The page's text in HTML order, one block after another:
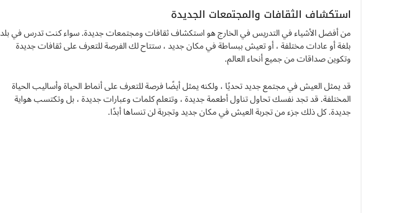
استكشاف الثقافات والمجتمعات الجديدة
من أفضل الأشياء في التدريس في الخارج هو استكشاف ثقافات ومجتمعات جديدة. سواء كنت تدرس في بلد
بلغة أو عادات مختلفة ، أو تعيش ببساطة في مكان جديد ، ستتاح لك الفرصة للتعرف على ثقافات جديدة
وتكوين صداقات من جميع أنحاء العالم.
قد يمثل العيش في مجتمع جديد تحديًا ، ولكنه يمثل أيضًا فرصة للتعرف على أنماط الحياة وأساليب الحياة
المختلفة. قد تجد نفسك تحاول تناول أطعمة جديدة ، وتتعلم كلمات وعبارات جديدة ، بل وتكتسب هواية
جديدة. كل ذلك جزء من تجربة العيش في مكان جديد وتجربة لن تنساها أبدًا.